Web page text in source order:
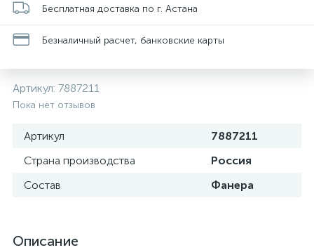
Бесплатная доставка по г. Астана
Безналичный расчет, банковские карты
Артикул: 7887211
Пока нет отзывов
Артикул
7887211
Страна производства
Россия
Состав
Фанера
Описание